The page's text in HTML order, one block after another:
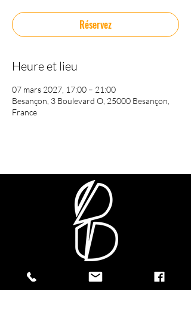
Réservez
Heure et lieu
07 mars 2027, 17:00 – 21:00
Besançon, 3 Boulevard O, 25000 Besançon,
France